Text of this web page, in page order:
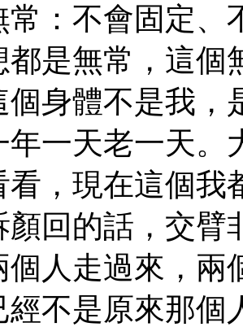
常：不會固定、
都是無常，這個
個身體不是我，
年一天老一天。
看，現在這個我
顏回的話，交臂
個人走過來，兩
經不是原來那個